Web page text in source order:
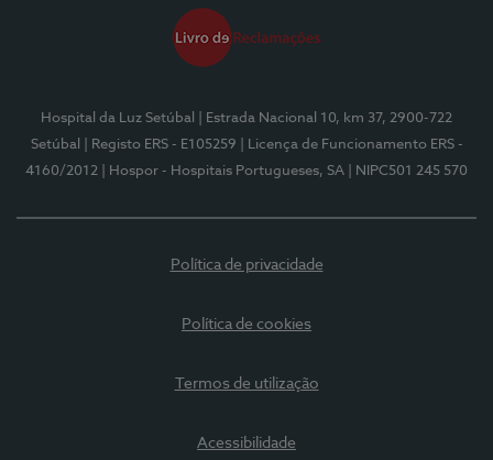
Hospital da Luz Setúbal
| Estrada Nacional 10, km 37, 2900-722
Setúbal
| Registo ERS - E105259
| Licença de Funcionamento ERS -
4160/2012
| Hospor - Hospitais Portugueses, SA | NIPC501 245 570
Política de privacidade
Política de cookies
Termos de utilização
Acessibilidade